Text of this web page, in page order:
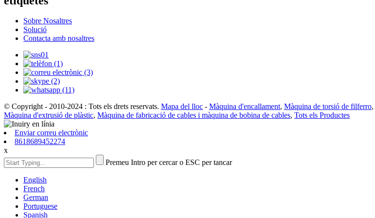
Sobre Nosaltres
Solució
Contacta amb nosaltres
© Copyright - 2010-2024 : Tots els drets reservats. Mapa del lloc - Màquina d'encallament, Màquina de torsió de filferro,
Màquina d'extrusió de plàstic, Màquina de fabricació de cables i màquina de bobina de cables, Tots els Productes
Enviar correu electrònic
8618689452274
x
Premeu Intro per cercar o ESC per tancar
English
French
German
Portuguese
Spanish